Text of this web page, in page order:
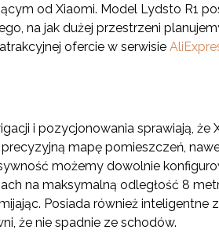
od Xiaomi. Model Lydsto R1
na jak dużej przestrzeni
ofercie w serwisie
i pozycjonowania sprawiają, że
mapę pomieszczeń,
możemy dowolnie
na maksymalną odległość 8
Posiada również
że nie spadnie ze schodów.